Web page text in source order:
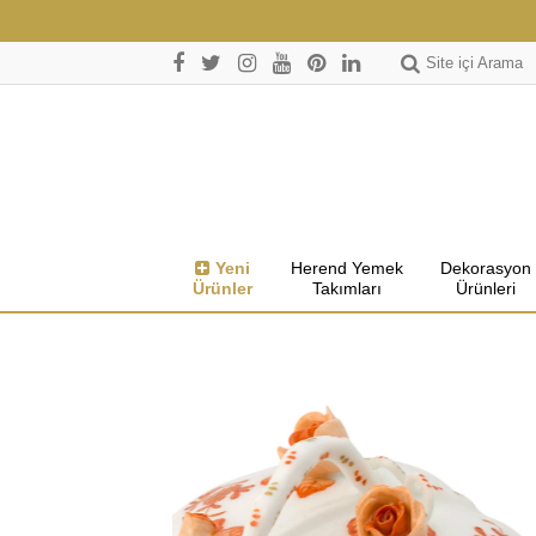
Site içi Arama
Yeni
Ürünler
Herend Yemek
Takımları
Dekorasyon
Ürünleri